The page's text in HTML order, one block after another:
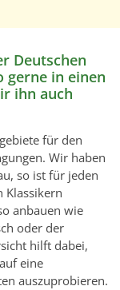
Deutschen
gerne in einen
ihn auch
für den
Wir haben
so ist für jeden
Klassikern
anbauen wie
oder der
hilft dabei,
eine
auszuprobieren.